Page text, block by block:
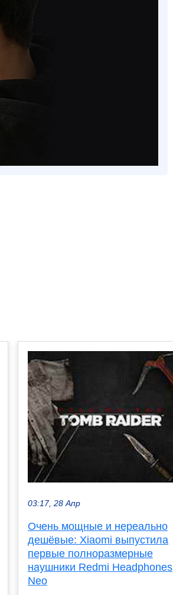
03:17, 28 Апр
Очень мощные и нереально
дешёвые: Xiaomi выпустила
первые полноразмерные
наушники Redmi Headphones
Neo